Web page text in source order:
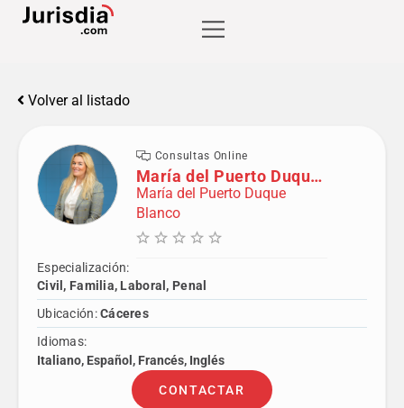
Volver al listado
Consultas Online
María del Puerto Duque Blanco
María del Puerto Duque
Blanco
Especialización:
Civil, Familia, Laboral, Penal
Ubicación:Cáceres
Idiomas:
Italiano, Español, Francés, Inglés
CONTACTAR